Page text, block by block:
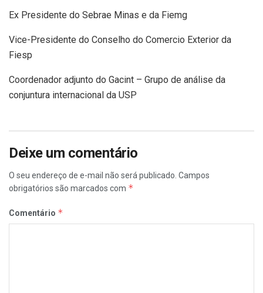
Ex Presidente do Sebrae Minas e da Fiemg
Vice-Presidente do Conselho do Comercio Exterior da
Fiesp
Coordenador adjunto do Gacint – Grupo de análise da
conjuntura internacional da USP
Deixe um comentário
O seu endereço de e-mail não será publicado. Campos
obrigatórios são marcados com *
Comentário *